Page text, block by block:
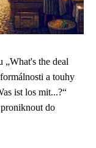
„What's the deal
a touhy
ist los mit...?“
do